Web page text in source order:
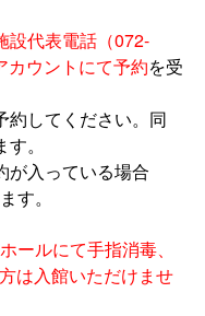
設代表電話（072-
カウントにて予約を受
してください。同
。
入っている場合
す。
ールにて手指消毒、
は入館いただけませ